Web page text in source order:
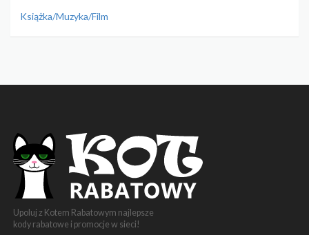
Książka/Muzyka/Film
Upoluj z Kotem Rabatowym najlepsze
kody rabatowe i promocje w sieci!